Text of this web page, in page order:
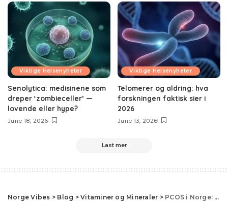
Viktige Helsenyheter
Senolytica: medisinene som
dreper ‘zombieceller’ —
lovende eller hype?
June 18, 2026
Viktige Helsenyheter
Telomerer og aldring: hva
forskningen faktisk sier i
2026
June 13, 2026
Last mer
Norge Vibes > Blog >Vitaminer og Mineraler > PCOS i Norge: blodverdiene som faktisk betyr noe — og fastlegen din kanskje ikke sjekker